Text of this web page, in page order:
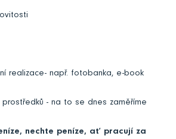
realizace- např. fotobanka, e-book
prostředků - na to se dnes zaměříme
nechte peníze, ať pracují za